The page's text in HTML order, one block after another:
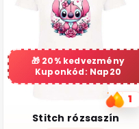
20% kedvezmény
Kuponkód: Nap20
1
Stitch rózsaszín